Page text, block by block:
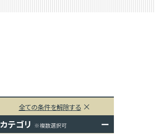
全ての条件を解除する
カテゴリ ※複数選択可 ー